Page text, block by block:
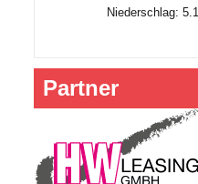
Niederschlag:
Partner